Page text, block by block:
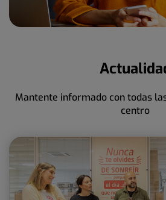
Mantente informado con todas
centro